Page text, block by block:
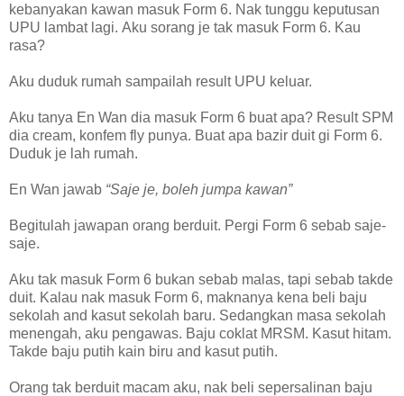
kebanyakan kawan masuk Form 6. Nak tunggu keputusan
UPU lambat lagi. Aku sorang je tak masuk Form 6. Kau
rasa?
Aku duduk rumah sampailah result UPU keluar.
Aku tanya En Wan dia masuk Form 6 buat apa? Result SPM
dia cream, konfem fly punya. Buat apa bazir duit gi Form 6.
Duduk je lah rumah.
En Wan jawab “Saje je, boleh jumpa kawan”
Begitulah jawapan orang berduit. Pergi Form 6 sebab saje-
saje.
Aku tak masuk Form 6 bukan sebab malas, tapi sebab takde
duit. Kalau nak masuk Form 6, maknanya kena beli baju
sekolah and kasut sekolah baru. Sedangkan masa sekolah
menengah, aku pengawas. Baju coklat MRSM. Kasut hitam.
Takde baju putih kain biru and kasut putih.
Orang tak berduit macam aku, nak beli sepersalinan baju